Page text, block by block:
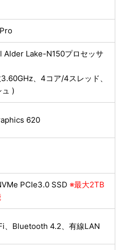
Alder Lake-N150プロセッサ
3.60GHz、4コア/4スレッド、
)
620
PCIe3.0 SSD ※最大2TB
、Bluetooth 4.2、有線LAN